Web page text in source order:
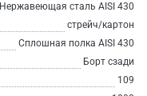
Нержавеющая сталь AISI 430
стрейч/картон
Сплошная полка AISI 430
Борт сзади
109